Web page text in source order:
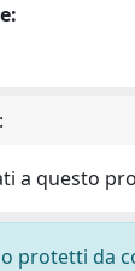
a questo
protetti da